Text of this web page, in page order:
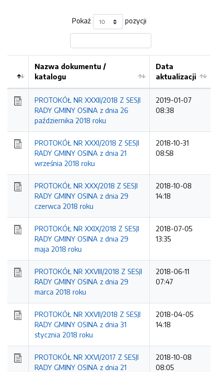
Pokaż pozycji
Nazwa dokumentu /
katalogu
Data
aktualizacji
PROTOKÓŁ NR XXXII/2018 Z SESJI
RADY GMINY OSINA z dnia 26
października 2018 roku
2019-01-07
08:38
PROTOKÓŁ NR XXXI/2018 Z SESJI
RADY GMINY OSINA z dnia 21
września 2018 roku
2018-10-31
08:58
PROTOKÓŁ NR XXX/2018 Z SESJI
RADY GMINY OSINA z dnia 29
czerwca 2018 roku
2018-10-08
14:18
PROTOKÓŁ NR XXIX/2018 Z SESJI
RADY GMINY OSINA z dnia 29
maja 2018 roku
2018-07-05
13:35
PROTOKÓŁ NR XXVIII/2018 Z SESJI
RADY GMINY OSINA z dnia 29
marca 2018 roku
2018-06-11
07:47
PROTOKÓŁ NR XXVII/2018 Z SESJI
RADY GMINY OSINA z dnia 31
stycznia 2018 roku
2018-04-05
14:18
PROTOKÓŁ NR XXVI/2017 Z SESJI
RADY GMINY OSINA z dnia 21
2018-10-08
08:05